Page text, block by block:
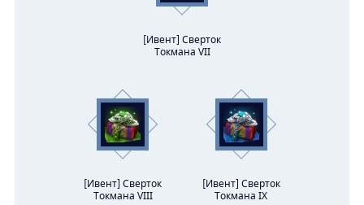
[Ивент] Сверток
Токмана VII
[Ивент] Сверток
Токмана VIII
[Ивент] Сверток
Токмана IX